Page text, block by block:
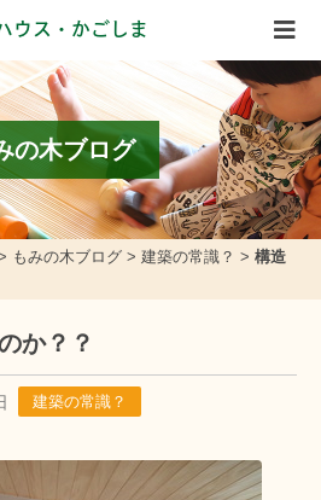
ウス・かごしま
の木ブログ
もみの木ブログ > 建築の常識？ > 構造
か？？
建築の常識？